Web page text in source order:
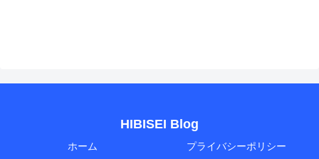
HIBISEI Blog
ホーム プライバシーポリシー